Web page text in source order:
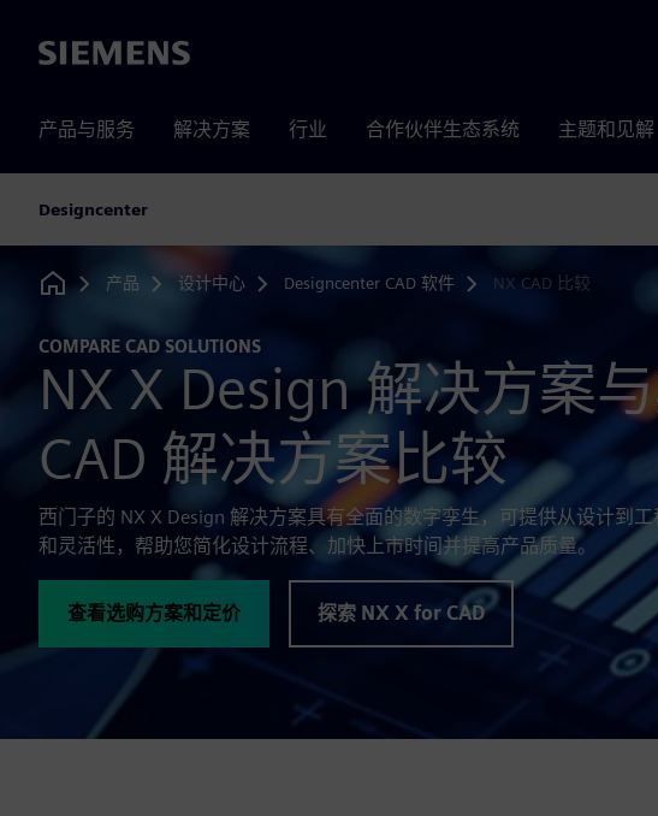
Siemens
产品与服务 解决方案 行业 合作伙伴生态系统 主题和见解
Designcenter
Home
产品 设计中心 Designcenter CAD 软件 NX CAD 比较
COMPARE CAD SOLUTIONS
NX X Design 解决方案
CAD 解决方案比较
西门子的 NX X Design 解决方案具有全面的数字孪生，可提供从设计到
和灵活性，帮助您简化设计流程、加快上市时间并提高产品质量。
查看选购方案和定价 探索 NX X for CAD